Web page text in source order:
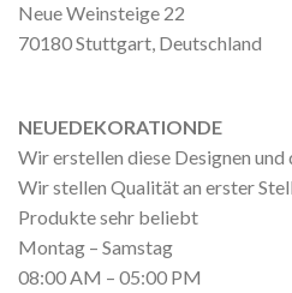
Neue Weinsteige 22
70180 Stuttgart, Deutschland
NEUEDEKORATIONDE
Wir erstellen diese Designen
Wir stellen Qualität an erster
Produkte sehr beliebt
Montag – Samstag
08:00 AM – 05:00 PM